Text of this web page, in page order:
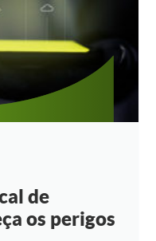
de
os perigos